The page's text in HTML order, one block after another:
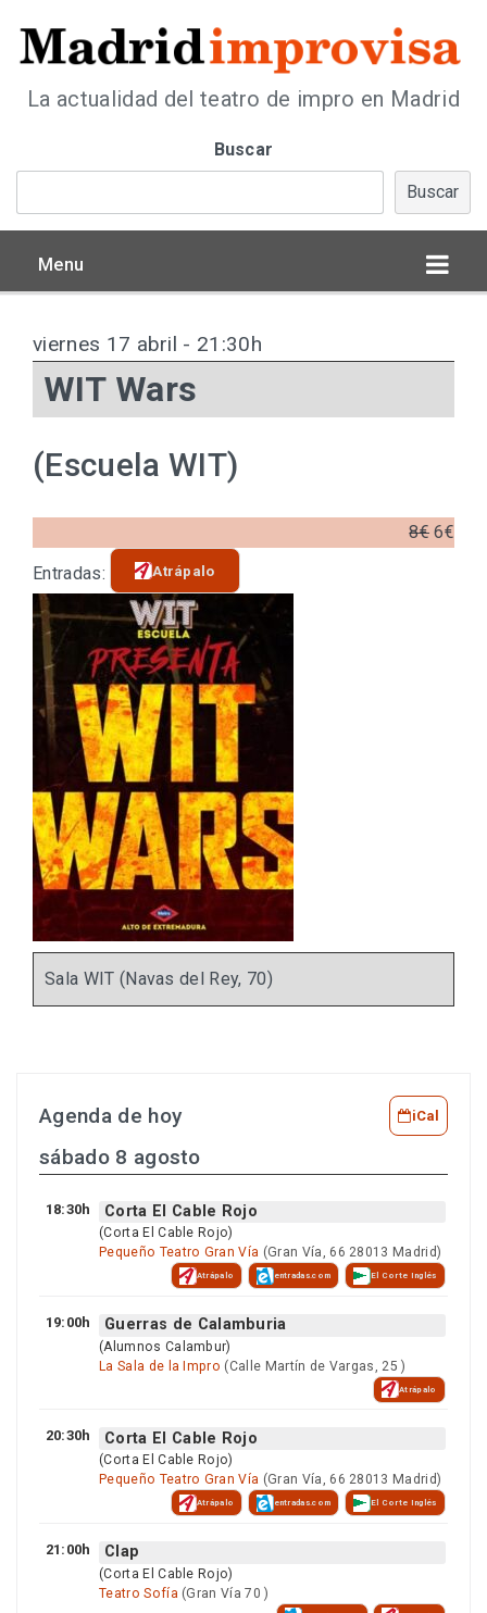
La actualidad del teatro de impro en Madrid
Buscar
Buscar
Menu
viernes 17 abril - 21:30h
WIT Wars
(Escuela WIT)
8€ 6€
Entradas:
Atrápalo
Sala WIT (Navas del Rey, 70)
Agenda de hoy iCal
sábado 8 agosto
18:30h Corta El Cable Rojo
(Corta El Cable Rojo)
Pequeño Teatro Gran Vía (Gran Vía, 66 28013 Madrid)
Atrápalo entradas.com El Corte Inglés
19:00h Guerras de Calamburia
(Alumnos Calambur)
La Sala de la Impro (Calle Martín de Vargas, 25 )
Atrápalo
20:30h Corta El Cable Rojo
(Corta El Cable Rojo)
Pequeño Teatro Gran Vía (Gran Vía, 66 28013 Madrid)
Atrápalo entradas.com El Corte Inglés
21:00h Clap
(Corta El Cable Rojo)
Teatro Sofía (Gran Vía 70 )